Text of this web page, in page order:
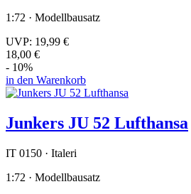
1:72 · Modellbausatz
UVP: 19,99 €
18,00 €
- 10%
in den Warenkorb
Junkers JU 52 Lufthansa
IT 0150 · Italeri
1:72 · Modellbausatz